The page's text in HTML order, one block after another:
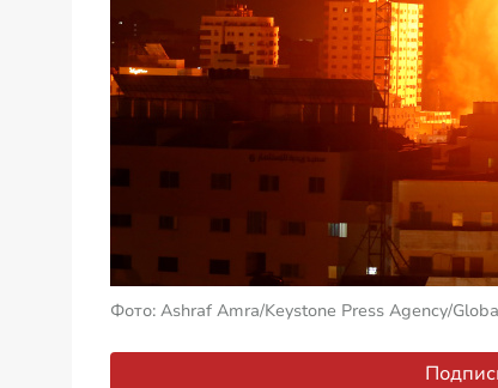
Фото: Ashraf Amra/Keystone Press Agency/